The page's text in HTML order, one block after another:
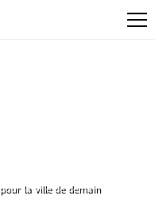
la ville de demain